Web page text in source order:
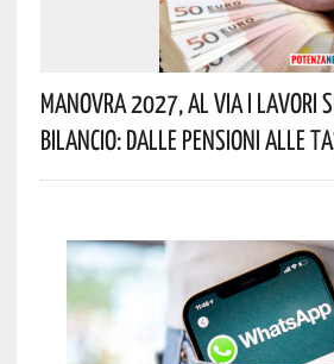
Manovra 2027, Al Via I Lavori
Bilancio: Dalle Pensioni Alle